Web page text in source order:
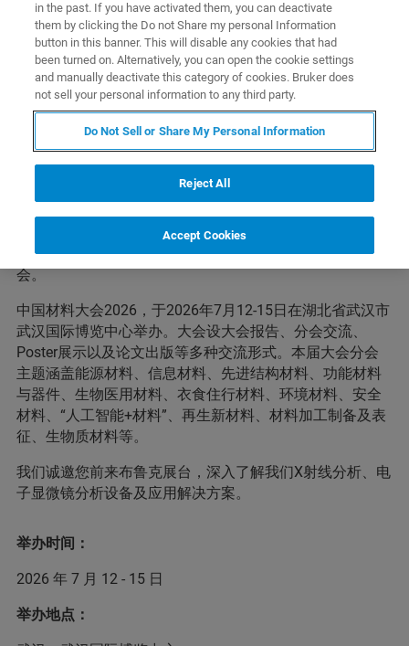
会议简介
“中国材料大会”是中国材料研究学会的学术年会，是国家
级品牌大会，是中国新材料界学术水平最高、涉及领域最
广、前沿动态最新的创新发展大会，是瞄准国家重大需
求，汇聚高端智力资源，聚焦行业共性“堵点”，奋力推进
术与产业高地，全方位服务十五五战略实施，推动我国新
材料前沿重大突破，集中力量服务“材料强国建设”的大
会。
中国材料大会2026，于2026年7月12-15日在湖北省武汉市
武汉国际博览中心举办。大会设大会报告、分会交流、
Poster展示以及论文出版等多种交流形式。本届大会分会
主题涵盖能源材料、信息材料、先进结构材料、功能材料
与器件、生物医用材料、衣食住行材料、环境材料、安全
材料、“人工智能+材料”、再生新材料、材料加工制备及表
征、生物质材料等。
我们诚邀您前来布鲁克展台，深入了解我们X射线分析、电
子显微镜分析设备及应用解决方案。
举办时间：
2026 年 7 月 12 - 15 日
举办地点：
in the past. If you have activated them, you can deactivate
them by clicking the Do not Share my personal Information
button in this banner. This will disable any cookies that had
been turned on. Alternatively, you can open the cookie settings
and manually deactivate this category of cookies. Bruker does
not sell your personal information to any third party.
Do Not Sell or Share My Personal Information
Reject All
Accept Cookies